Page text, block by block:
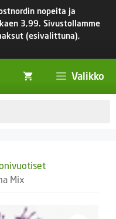
nopeita ja
3,99. Sivustollamme
(esivalittuna),
Valikko
Mix